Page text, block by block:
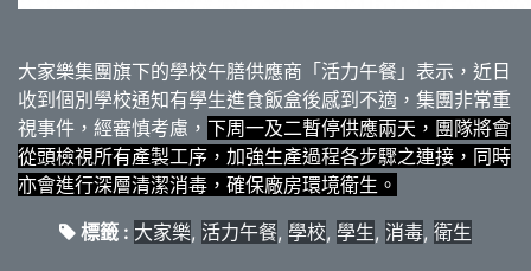
大家樂集團旗下的學校午膳供應商「活力午餐」表示，近日
收到個別學校通知有學生進食飯盒後感到不適，集團非常重
視事件，經審慎考慮， 下周一及二暫停供應兩天，團隊將會
從頭檢視所有產製工序，加強生產過程各步驟之連接，同時
亦會進行深層清潔消毒，確保廠房環境衛生。
標籤 : 大家樂, 活力午餐, 學校, 學生, 消毒, 衛生